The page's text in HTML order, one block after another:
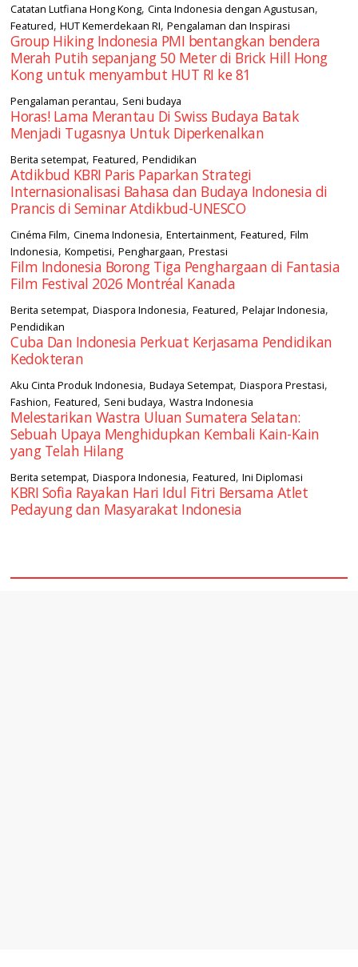
Catatan Lutfiana Hong Kong,Cinta Indonesia dengan Agustusan,
Featured,HUT Kemerdekaan RI,Pengalaman dan Inspirasi
Group Hiking Indonesia PMI bentangkan bendera
Merah Putih sepanjang 50 Meter di Brick Hill Hong
Kong untuk menyambut HUT RI ke 81
Pengalaman perantau, Seni budaya
Horas! Lama Merantau Di Swiss Budaya Batak
Menjadi Tugasnya Untuk Diperkenalkan
Berita setempat,Featured,Pendidikan
Atdikbud KBRI Paris Paparkan Strategi
Internasionalisasi Bahasa dan Budaya Indonesia di
Prancis di Seminar Atdikbud-UNESCO
Cinéma Film,Cinema Indonesia,Entertainment,Featured,Film
Indonesia,Kompetisi,Penghargaan,Prestasi
Film Indonesia Borong Tiga Penghargaan di Fantasia
Film Festival 2026 Montréal Kanada
Berita setempat,Diaspora Indonesia,Featured,Pelajar Indonesia,
Pendidikan
Cuba Dan Indonesia Perkuat Kerjasama Pendidikan
Kedokteran
Aku Cinta Produk Indonesia,Budaya Setempat,Diaspora Prestasi,
Fashion,Featured, Seni budaya,Wastra Indonesia
Melestarikan Wastra Uluan Sumatera Selatan:
Sebuah Upaya Menghidupkan Kembali Kain-Kain
yang Telah Hilang
Berita setempat,Diaspora Indonesia,Featured,Ini Diplomasi
KBRI Sofia Rayakan Hari Idul Fitri Bersama Atlet
Pedayung dan Masyarakat Indonesia